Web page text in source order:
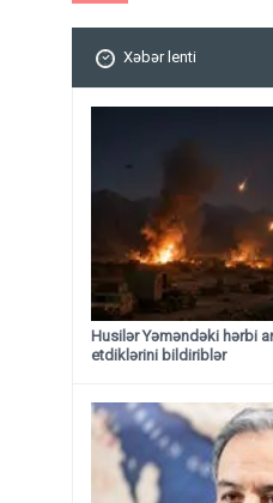
Xəbər lenti
Husilər Yəməndəki hərbi
etdiklərini bildiriblər